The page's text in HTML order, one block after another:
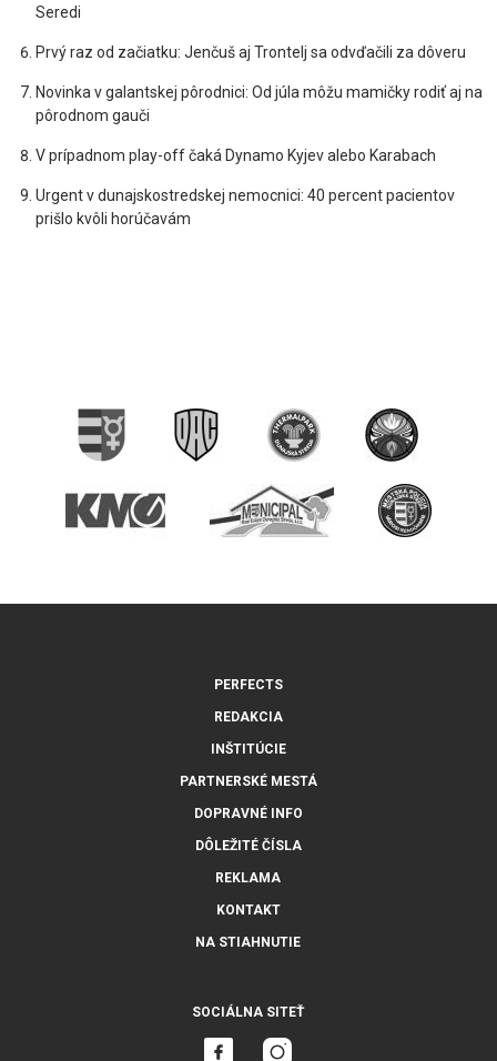
Seredi
Prvý raz od začiatku: Jenčuš aj Trontelj sa odvďačili za dôveru
Novinka v galantskej pôrodnici: Od júla môžu mamičky rodiť aj na
pôrodnom gauči
V prípadnom play-off čaká Dynamo Kyjev alebo Karabach
Urgent v dunajskostredskej nemocnici: 40 percent pacientov
prišlo kvôli horúčavám
PERFECTS
REDAKCIA
INŠTITÚCIE
PARTNERSKÉ MESTÁ
DOPRAVNÉ INFO
DÔLEŽITÉ ČÍSLA
REKLAMA
KONTAKT
NA STIAHNUTIE
SOCIÁLNA SITEŤ